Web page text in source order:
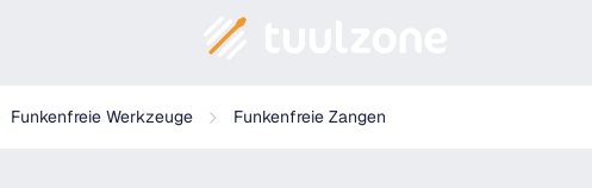
Funkenfreie Werkzeuge Funkenfreie Zangen